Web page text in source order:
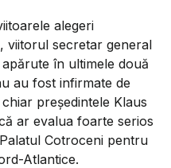
alegeri
viitorul secretar general
în ultimele două
au fost infirmate de
președintele Klaus
ar evalua foarte serios
Cotroceni pentru
Atlantice.